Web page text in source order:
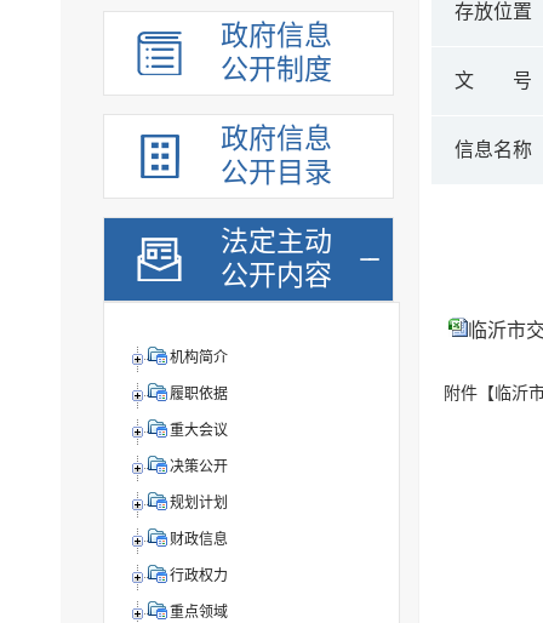
政府信息
公开制度
政府信息
公开目录
法定主动
公开内容
机构简介
履职依据
重大会议
决策公开
规划计划
财政信息
行政权力
重点领域
存放位置
文 号
信息名称
临沂市
附件【 临沂